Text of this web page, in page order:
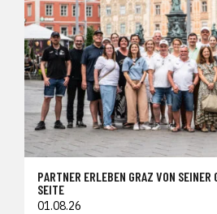
PARTNER ERLEBEN GRAZ VON SEINER
SEITE
01.08.26